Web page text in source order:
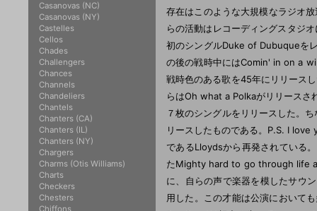
存在はこのような大規模なラジオ
らの活動はレコーディングスタジ
初のシングルDuke of Dubuqueを
の後の戦時中にはComin' in on a
戦時色のある歌を45年にリリース
らはOh what a Polkaがリリース
７枚のシングルをリリースした。
リースしたものである。P.S. I
であるLloydsから再発されている
たMighty hard to go through life
に、自らの声で楽器を模したサウ
用した。この才能は公演において
Casanovas (NC)
Casanovas (NY)
Castelles
Cellos
Chades
Challengers
Chances
Channels
Chandeliers
Chantels
Chanters (CA)
Chanters (IL)
Chanters (NY)
Chargers
Charms (Otis Williams)
Charts
Checkers
Chesters
Chiffons